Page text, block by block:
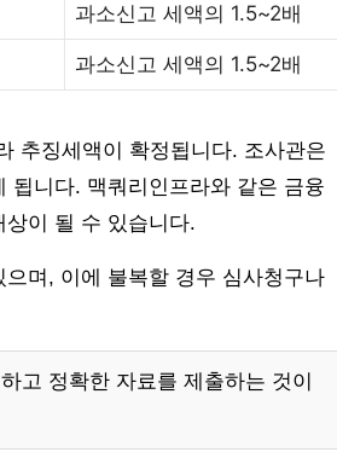
과소신고 세액의 1.5~2배
과소신고 세액의 1.5~2배
추징세액이 확정됩니다. 조사관은
됩니다. 맥쿼리인프라와 같은 금융
이 될 수 있습니다.
며, 이에 불복할 경우 심사청구나
고 정확한 자료를 제출하는 것이